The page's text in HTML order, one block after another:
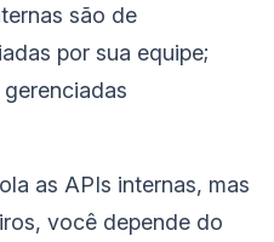
são de
por sua equipe;
as APIs internas, mas
você depende do